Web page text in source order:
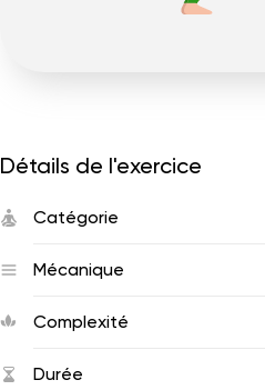
Détails de l'exercice
Catégorie
Mécanique
Complexité
Durée